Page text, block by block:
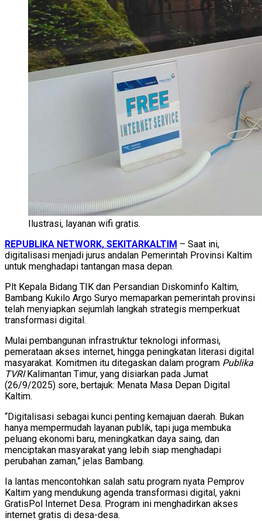
Ilustrasi, layanan wifi gratis.
REPUBLIKA NETWORK, SEKITARKALTIM – Saat ini,
digitalisasi menjadi jurus andalan Pemerintah Provinsi Kaltim
untuk menghadapi tantangan masa depan.
Plt Kepala Bidang TIK dan Persandian Diskominfo Kaltim,
Bambang Kukilo Argo Suryo memaparkan pemerintah provinsi
telah menyiapkan sejumlah langkah strategis memperkuat
transformasi digital.
Mulai pembangunan infrastruktur teknologi informasi,
pemerataan akses internet, hingga peningkatan literasi digital
masyarakat. Komitmen itu ditegaskan dalam program Publika
TVRIKalimantan Timur, yang disiarkan pada Jumat
(26/9/2025) sore, bertajuk: Menata Masa Depan Digital
Kaltim.
“Digitalisasi sebagai kunci penting kemajuan daerah. Bukan
hanya mempermudah layanan publik, tapi juga membuka
peluang ekonomi baru, meningkatkan daya saing, dan
menciptakan masyarakat yang lebih siap menghadapi
perubahan zaman,” jelas Bambang.
Ia lantas mencontohkan salah satu program nyata Pemprov
Kaltim yang mendukung agenda transformasi digital, yakni
GratisPol Internet Desa. Program ini menghadirkan akses
internet gratis di desa-desa.